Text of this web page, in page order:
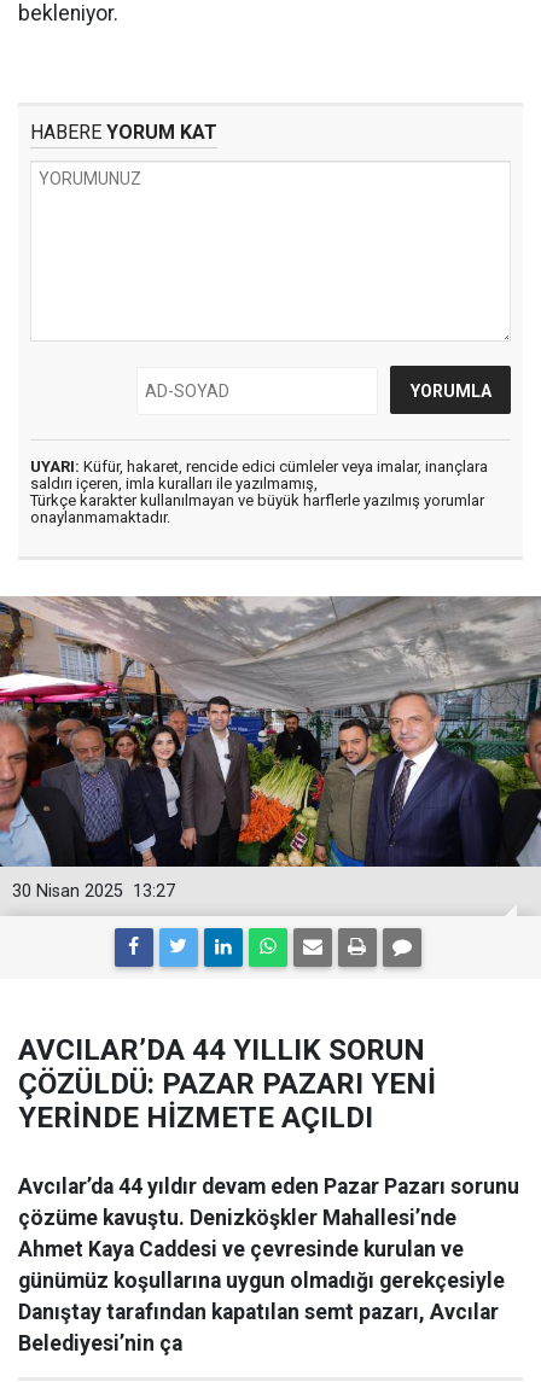
bekleniyor.
HABERE YORUM KAT
UYARI: Küfür, hakaret, rencide edici cümleler veya imalar, inançlara
saldırı içeren, imla kuralları ile yazılmamış,
Türkçe karakter kullanılmayan ve büyük harflerle yazılmış yorumlar
onaylanmamaktadır.
13:27
30 Nisan 2025
AVCILAR’DA 44 YILLIK SORUN
ÇÖZÜLDÜ: PAZAR PAZARI YENİ
YERİNDE HİZMETE AÇILDI
Avcılar’da 44 yıldır devam eden Pazar Pazarı sorunu
çözüme kavuştu. Denizköşkler Mahallesi’nde
Ahmet Kaya Caddesi ve çevresinde kurulan ve
günümüz koşullarına uygun olmadığı gerekçesiyle
Danıştay tarafından kapatılan semt pazarı, Avcılar
Belediyesi’nin ça